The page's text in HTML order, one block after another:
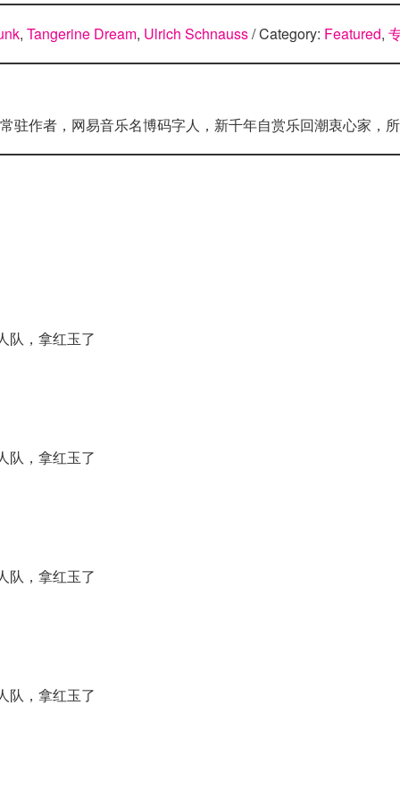
, Tangerine Dream, Ulrich Schnauss/ Category: Featured,
驻作者，网易音乐名博码字人，新千年自赏乐回潮衷心家，
队，拿红玉了
队，拿红玉了
队，拿红玉了
队，拿红玉了